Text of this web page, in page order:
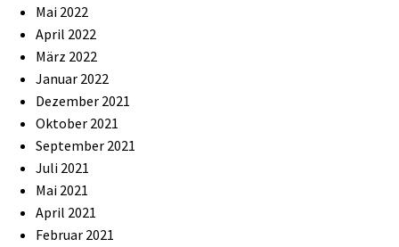
Mai 2022
April 2022
März 2022
Januar 2022
Dezember 2021
Oktober 2021
September 2021
Juli 2021
Mai 2021
April 2021
Februar 2021